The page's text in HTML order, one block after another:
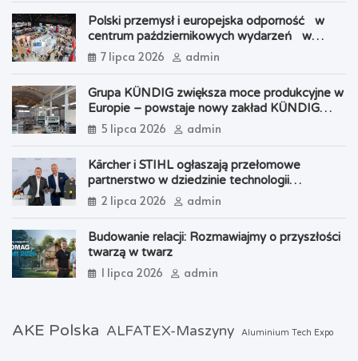
Polski przemysł i europejska odporność w
centrum październikowych wydarzeń w
Katowicach
7 lipca 2026 admin
Grupa KÜNDIG zwiększa moce produkcyjne w
Europie – powstaje nowy zakład KÜNDIG
Italia5 lipca 2026 admin
Kärcher i STIHL ogłaszają przełomowe
partnerstwo w dziedzinie technologii
akumulatorowej
2 lipca 2026 admin
Budowanie relacji: Rozmawiajmy o przyszłości
twarzą w twarz
1 lipca 2026 admin
AKE Polska ALFATEX-Maszyny Aluminium Tech Expo